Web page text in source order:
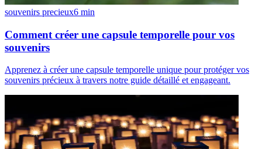
souvenirs precieux6 min
Comment créer une capsule temporelle pour vos
souvenirs
Apprenez à créer une capsule temporelle unique pour protéger vos
souvenirs précieux à travers notre guide détaillé et engageant.